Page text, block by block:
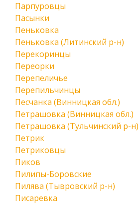
Парпуровцы
Пасынки
Пеньковка
Пеньковка (Литинский р-н)
Перекоринцы
Переорки
Перепеличье
Перепильчинцы
Песчанка (Винницкая обл.)
Петрашовка (Винницкая обл.)
Петрашовка (Тульчинский р-н)
Петрик
Петриковцы
Пиков
Пилипы-Боровские
Пилява (Тывровский р-н)
Писаревка